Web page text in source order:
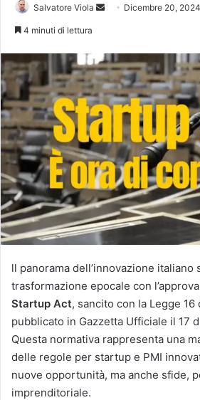
Salvatore Viola
Invia Dicembre 20, 2024
4 minuti di lettura
ll panorama dell’innovazione italiano
trasformazione epocale con
Startup Act, sancito con la Legge
pubblicato in Gazzetta Ufficiale il 17
Questa normativa rappresenta una
delle regole per startup e PMI
nuove opportunità, ma anche sfide,
imprenditoriale.